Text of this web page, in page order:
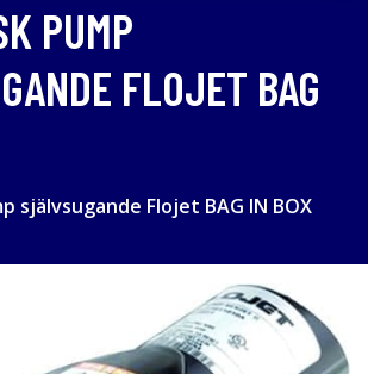
PUMP
FLOJET BAG
självsugande Flojet BAG IN BOX